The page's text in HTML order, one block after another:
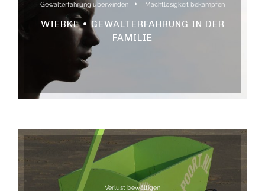
Gewalterfahrung überwinden Machtlosigkeit bekämpfen
WIEBKE • GEWALTERFAHRUNG IN DER
FAMILIE
Verlust bewältigen